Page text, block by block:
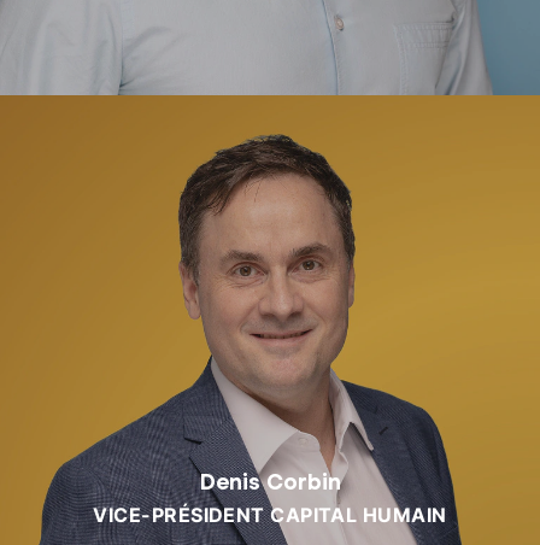
Denis Corbin
VICE-PRÉSIDENT CAPITAL HUMAIN